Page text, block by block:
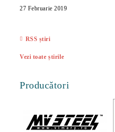
27 Februarie 2019
RSS știri
Vezi toate știrile
Producători